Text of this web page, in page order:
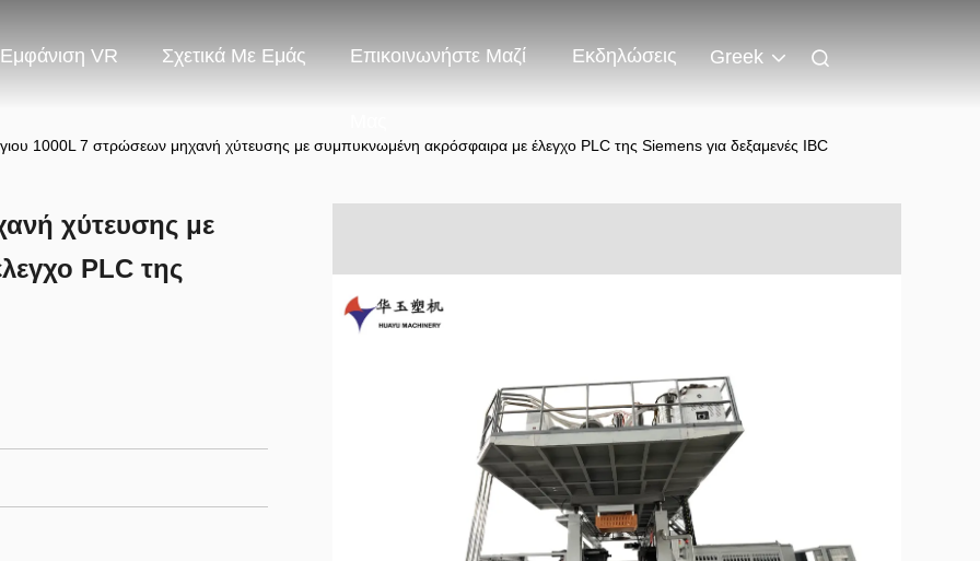
Εμφάνιση VR Σχετικά Με Εμάς Επικοινωνήστε Μαζί Εκδηλώσεις Greek
1000L 7 στρώσεων μηχανή χύτευσης με συμπυκνωμένη ακρόσφαιρα με έλεγχο PLC της Siemens για δεξαμενές IBC
χύτευσης με
PLC της